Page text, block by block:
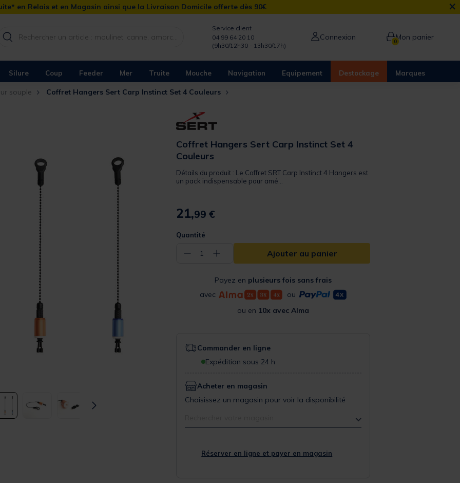
en Relais et en Magasin ainsi que la Livraison Domicile offerte dès 90€ ×
Service client
04 99 64 20 10
(9h30/12h30 - 13h30/17h)
Connexion 0Mon panier
Silure Coup Feeder Mer Truite Mouche Navigation Equipement Destockage Marques
souple Coffret Hangers Sert Carp Instinct Set 4 Couleurs
Coffret Hangers Sert Carp Instinct Set 4
Couleurs
Détails du produit : Le Coffret SRT Carp Instinct 4 Hangers est
un pack indispensable pour amé...
21,99 €
Quantité
− 1 + Ajouter au panier
Payez en plusieurs fois sans frais
avec
ou
ou en 10x avec Alma
Commander en ligne
Expédition sous 24 h
Acheter en magasin
Choisissez un magasin pour voir la disponibilité
Réserver en ligne et payer en magasin